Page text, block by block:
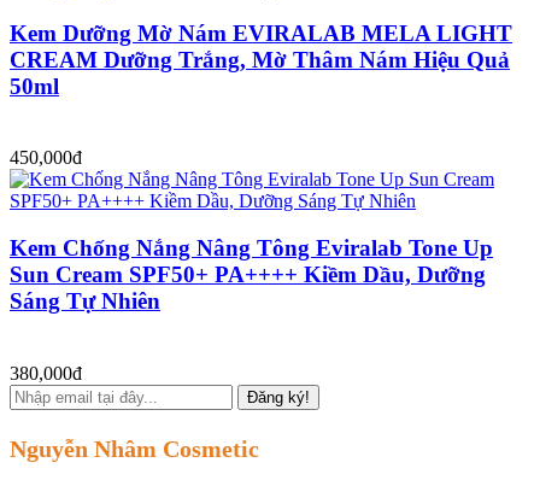
Kem Dưỡng Mờ Nám EVIRALAB MELA LIGHT
CREAM Dưỡng Trắng, Mờ Thâm Nám Hiệu Quả
50ml
450,000đ
Kem Chống Nắng Nâng Tông Eviralab Tone Up
Sun Cream SPF50+ PA++++ Kiềm Dầu, Dưỡng
Sáng Tự Nhiên
380,000đ
Đăng ký!
Nguyễn Nhâm Cosmetic